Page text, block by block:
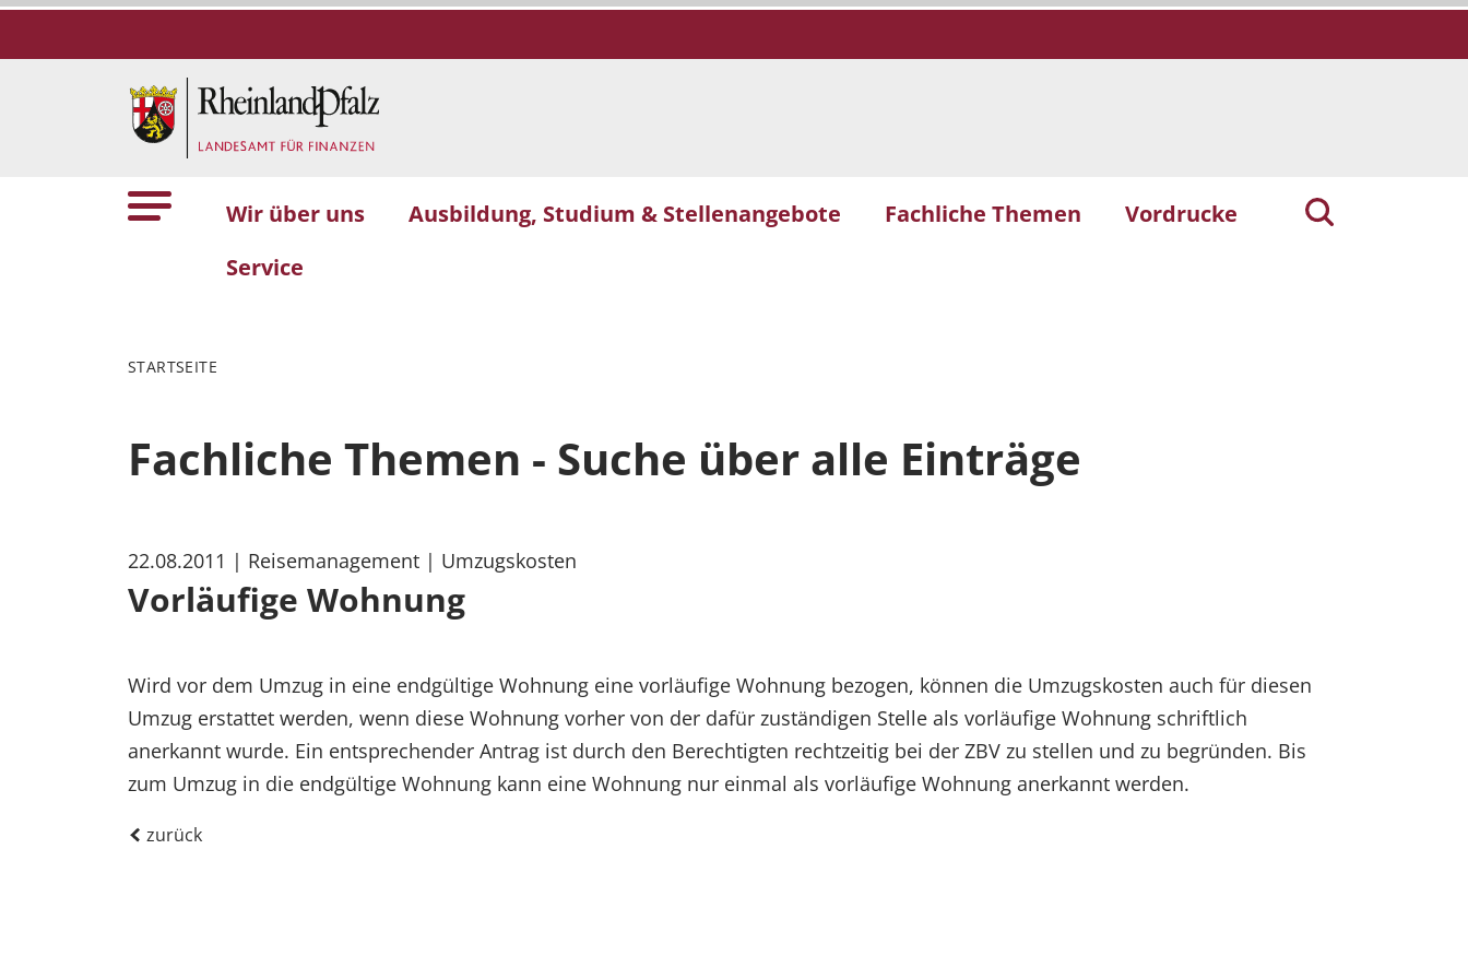
Wir über uns Ausbildung, Studium & Stellenangebote Fachliche Themen
Vordrucke
Service
STARTSEITE
Fachliche Themen - Suche über alle Einträge
22.08.2011 | Reisemanagement | Umzugskosten
Vorläufige Wohnung
Wird vor dem Umzug in eine endgültige Wohnung eine vorläufige Wohnung bezogen, können die Umzugskosten auch für diesen
Umzug erstattet werden, wenn diese Wohnung vorher von der dafür zuständigen Stelle als vorläufige Wohnung schriftlich
anerkannt wurde. Ein entsprechender Antrag ist durch den Berechtigten rechtzeitig bei der ZBV zu stellen und zu begründen. Bis
zum Umzug in die endgültige Wohnung kann eine Wohnung nur einmal als vorläufige Wohnung anerkannt werden.
zurück